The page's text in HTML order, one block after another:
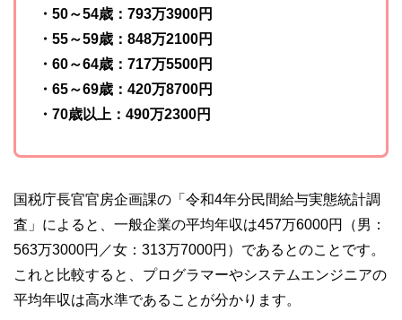
・50～54歳：793万3900円
・55～59歳：848万2100円
・60～64歳：717万5500円
・65～69歳：420万8700円
・70歳以上：490万2300円
国税庁長官官房企画課の「令和4年分民間給与実態統計調
査」によると、一般企業の平均年収は457万6000円（男：
563万3000円／女：313万7000円）であるとのことです。
これと比較すると、プログラマーやシステムエンジニアの
平均年収は高水準であることが分かります。